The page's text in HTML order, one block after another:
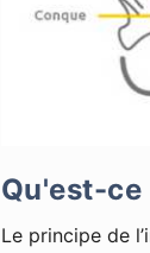
Qu'est-
Le principe de